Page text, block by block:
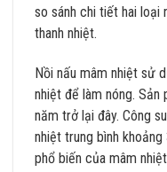
so sánh chi tiết hai loại
thanh nhiệt.
Nồi nấu mâm nhiệt sử
nhiệt để làm nóng.
năm trở lại đây. Công
nhiệt trung bình
phổ biến của mâm